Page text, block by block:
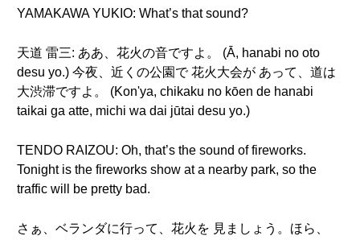
YAMAKAWA YUKIO: What’s that sound?
天道 雷三: ああ、花火の音ですよ。 (Ā, hanabi no oto
desu yo.) 今夜、近くの公園で 花火大会が あって、道は
大渋滞ですよ。 (Kon'ya, chikaku no kōen de hanabi
taikai ga atte, michi wa dai jūtai desu yo.)
TENDO RAIZOU: Oh, that’s the sound of fireworks.
Tonight is the fireworks show at a nearby park, so the
traffic will be pretty bad.
さぁ、ベランダに行って、花火を 見ましょう。ほら、